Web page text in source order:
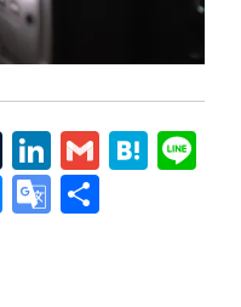
Tumblr
LinkedIn
Gmail
Messenger
Google